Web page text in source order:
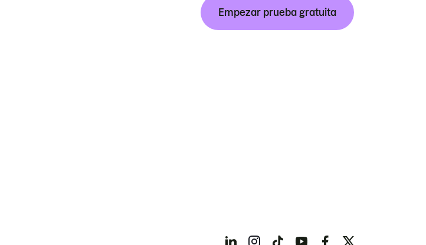
Empezar prueba gratuita